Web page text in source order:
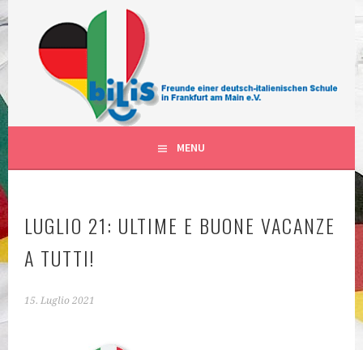
al
contenuto
BILIS FRANKFURT AM MAIN
DEUTSCH-ITALIENISCHE
KLASSEN
FÖRDERVEREIN DER DEUTSCH-ITALIENISCHEN
SCHULKLASSEN IN FRANKFURT AM MAIN DEUTSCHLAND
MENU
LUGLIO 21: ULTIME E BUONE VACANZE
A TUTTI!
15. Luglio 2021